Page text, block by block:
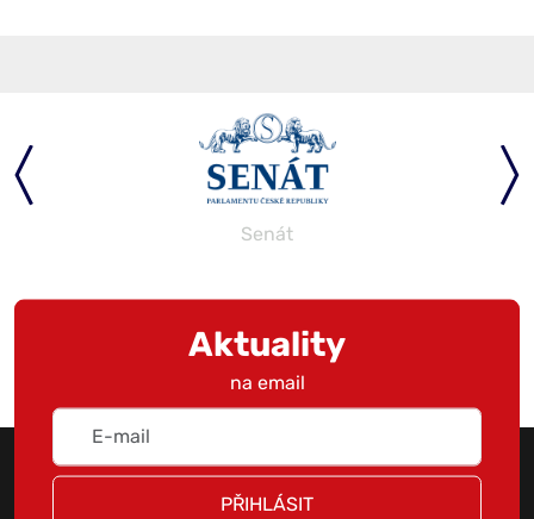
Senát
Aktuality
na email
PŘIHLÁSIT